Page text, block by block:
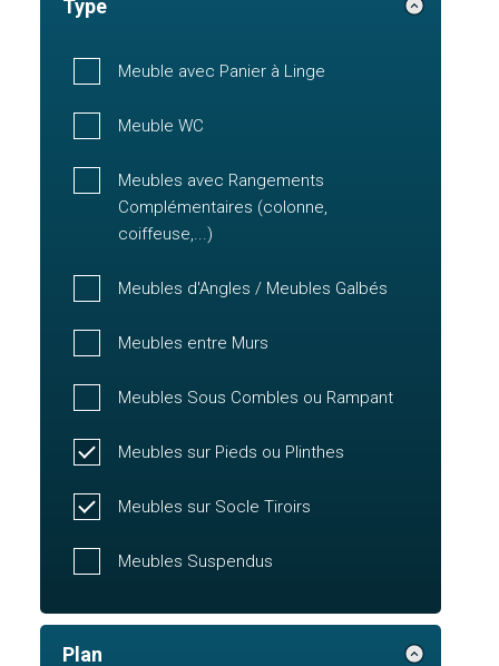
Type
Meuble avec Panier à Linge
Meuble WC
Meubles avec Rangements
Complémentaires (colonne,
coiffeuse,...)
Meubles d'Angles / Meubles Galbés
Meubles entre Murs
Meubles Sous Combles ou Rampant
Meubles sur Pieds ou Plinthes
Meubles sur Socle Tiroirs
Meubles Suspendus
Plan